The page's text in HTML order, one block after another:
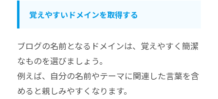
覚えやすいドメインを取得する
ブログの名前となるドメインは、覚えやすく簡潔
なものを選びましょう。
例えば、自分の名前やテーマに関連した言葉を含
めると親しみやすくなります。